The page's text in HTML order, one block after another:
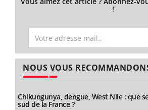
!
NOUS VOUS
Chikungunya, dengue, West Nile : que
sud de la France ?